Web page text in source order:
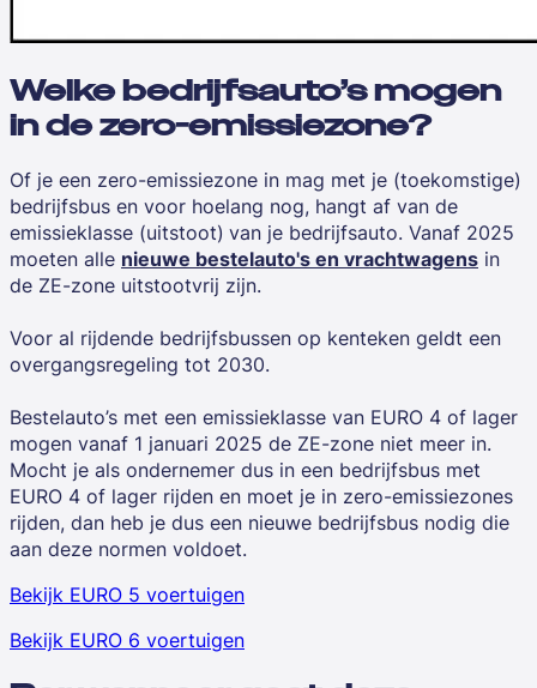
Welke bedrijfsauto’s mogen
in de zero-emissiezone?
Of je een zero-emissiezone in mag met je (toekomstige)
bedrijfsbus en voor hoelang nog, hangt af van de
emissieklasse (uitstoot) van je bedrijfsauto. Vanaf 2025
moeten alle nieuwe bestelauto's en vrachtwagens in
de ZE-zone uitstootvrij zijn.
Voor al rijdende bedrijfsbussen op kenteken geldt een
overgangsregeling tot 2030.
Bestelauto’s met een emissieklasse van EURO 4 of lager
mogen vanaf 1 januari 2025 de ZE-zone niet meer in.
Mocht je als ondernemer dus in een bedrijfsbus met
EURO 4 of lager rijden en moet je in zero-emissiezones
rijden, dan heb je dus een nieuwe bedrijfsbus nodig die
aan deze normen voldoet.
Bekijk EURO 5 voertuigen
Bekijk EURO 6 voertuigen